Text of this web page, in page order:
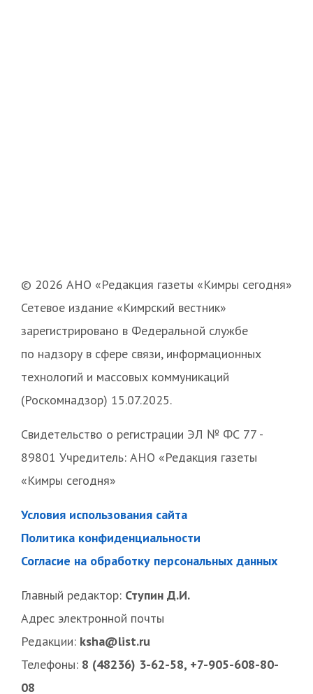
© 2026 АНО «Редакция газеты «Кимры сегодня»
Сетевое издание «Кимрский вестник»
зарегистрировано в Федеральной службе
по надзору в сфере связи, информационных
технологий и массовых коммуникаций
(Роскомнадзор) 15.07.2025.
Свидетельство о регистрации ЭЛ № ФС 77 -
89801 Учредитель: АНО «Редакция газеты
«Кимры сегодня»
Условия использования сайта
Политика конфиденциальности
Согласие на обработку персональных данных
Главный редактор: Ступин Д.И.
Адрес электронной почты
Редакции: ksha@list.ru
Телефоны: 8 (48236) 3-62-58, +7-905-608-80-
08